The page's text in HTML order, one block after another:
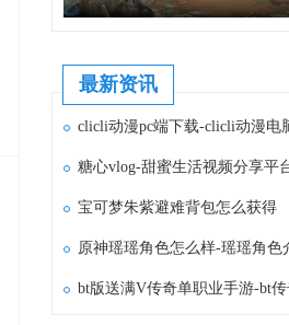
最新资讯
clicli动漫pc端下载-clicli动漫电
糖心vlog-甜蜜生活视频分享平
宝可梦朱紫避难背包怎么获得
原神瑶瑶角色怎么样-瑶瑶角色
bt版送满V传奇单职业手游-bt